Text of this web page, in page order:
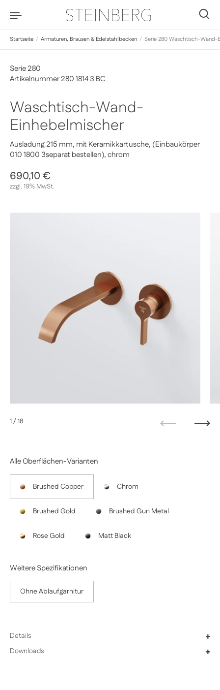
Startseite / Armaturen, Brausen & Edelstahlbecken / Serie 280 Waschtisch-Wand-
Waschtisch-Wand-
Einhebelmischer
Ausladung 215 mm, mit Keramikkartusche, (Einbaukörper
010 1800 3separat bestellen), chrom
Serie 280
Artikelnummer 280 1814 3 BC
Regulärer Preis
690,10 €
zzgl. 19% MwSt.
Alle Oberflächen-Varianten
Brushed Copper Chrom
Brushed Gold Brushed Gun Metal
Rose Gold Matt Black
Weitere Spezifikationen
Ohne Ablaufgarnitur
Details +
Downloads +
1/ 18